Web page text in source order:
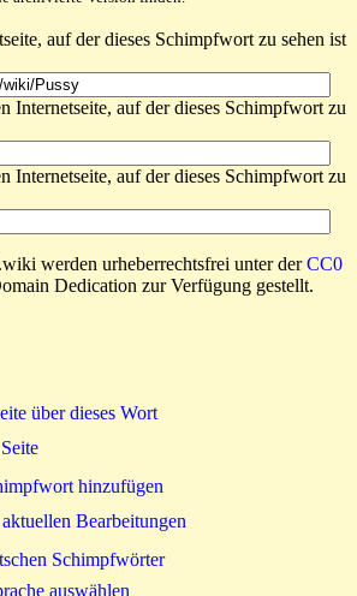
auf der dieses Schimpfwort zu sehen ist
Internetseite, auf der dieses Schimpfwort zu
Internetseite, auf der dieses Schimpfwort zu
werden urheberrechtsfrei unter derCC0
Dedication zur Verfügung gestellt.
über dieses Wort
hinzufügen
Bearbeitungen
Schimpfwörter
auswählen